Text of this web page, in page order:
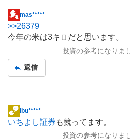
掲
示
板
mas*****
>>26379
今年の米は3キロだと思います。
投資の参考になりま
返信
掲
示
ibu*****
いちよし証券 も競ってます。
投資の参考になりま